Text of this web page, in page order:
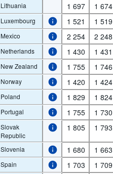
Lithuania 1 697 1 674
Luxembourg 1 521 1 519
Mexico 2 254 2 248
Netherlands 1 430 1 431
New Zealand 1 755 1 746
Norway 1 420 1 424
Poland 1 829 1 824
Portugal 1 755 1 730
Slovak
Republic
1 805 1 793
Slovenia 1 680 1 663
Spain 1 703 1 709